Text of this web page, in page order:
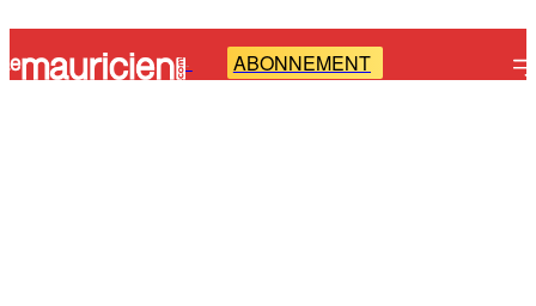
- ABONNEMENT